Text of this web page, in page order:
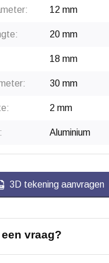
12 mm
20 mm
18 mm
30 mm
2 mm
Aluminium
3D tekening aanvragen
vraag?